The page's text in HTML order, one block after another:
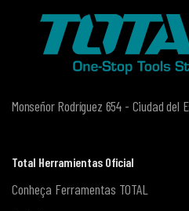
Monseñor Rodríguez 654 - Ciudad del
Total Herramientas Oficial
Conheça Ferramentas TOTAL